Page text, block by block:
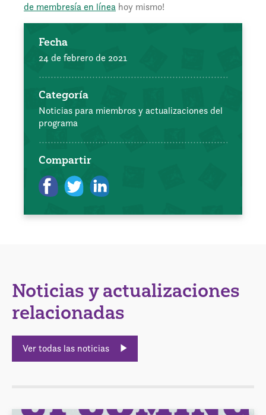
de membresía en línea hoy mismo!
Fecha
24 de febrero de 2021
Categoría
Noticias para miembros y actualizaciones del
programa
Compartir
Noticias y actualizaciones
relacionadas
Ver todas las noticias